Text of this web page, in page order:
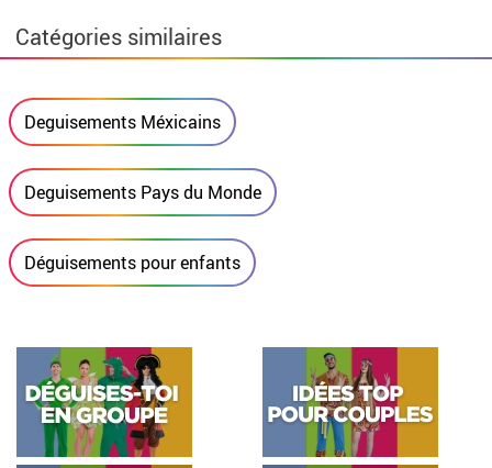
Catégories similaires
Deguisements Méxicains
Deguisements Pays du Monde
Déguisements pour enfants